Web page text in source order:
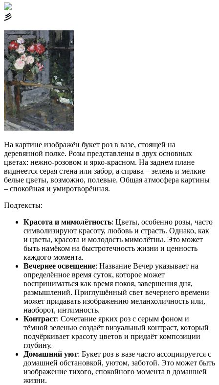
⼺
На картине изображён букет роз в вазе, стоящей на
деревянной полке. Розы представлены в двух основных
цветах: нежно-розовом и ярко-красном. На заднем плане
виднеется серая стена или забор, а справа – зелень и мелкие
белые цветы, возможно, полевые. Общая атмосфера картины
– спокойная и умиротворённая.
Подтексты:
Красота и мимолётность: Цветы, особенно розы, часто
символизируют красоту, любовь и страсть. Однако, как
и цветы, красота и молодость мимолётны. Это может
быть намёком на быстротечность жизни и ценность
каждого момента.
Вечернее освещение: Название Вечер указывает на
определённое время суток, которое может
восприниматься как время покоя, завершения дня,
размышлений. Приглушённый свет вечернего времени
может придавать изображению меланхоличность или,
наоборот, интимность.
Контраст: Сочетание ярких роз с серым фоном и
тёмной зеленью создаёт визуальный контраст, который
подчёркивает красоту цветов и придаёт композиции
глубину.
Домашний уют: Букет роз в вазе часто ассоциируется с
домашней обстановкой, уютом, заботой. Это может быть
изображение тихого, спокойного момента в домашней
жизни.